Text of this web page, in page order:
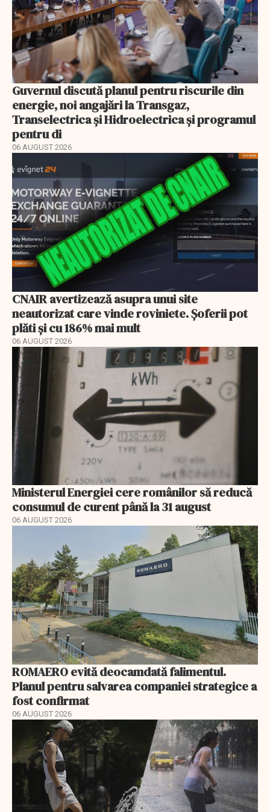
Guvernul discută planul pentru riscurile din
energie, noi angajări la Transgaz,
Transelectrica și Hidroelectrica și programul
pentru di
06 AUGUST 2026
CNAIR avertizează asupra unui site
neautorizat care vinde roviniete. Șoferii pot
plăti și cu 186% mai mult
06 AUGUST 2026
Ministerul Energiei cere românilor să reducă
consumul de curent până la 31 august
06 AUGUST 2026
ROMAERO evită deocamdată falimentul.
Planul pentru salvarea companiei strategice a
fost confirmat
06 AUGUST 2026